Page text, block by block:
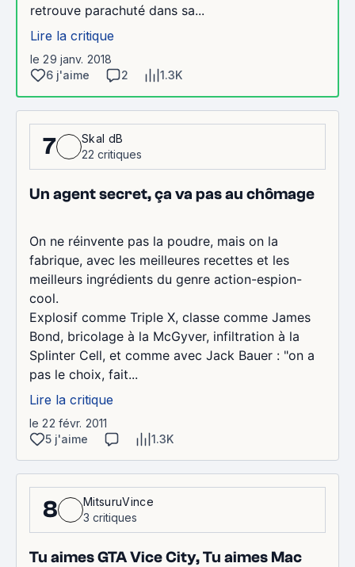
retrouve parachuté dans sa...
Lire la critique
le 29 janv. 2018
6 j'aime
2 1.3K
7
Skal dB
22 critiques
Un agent secret, ça va pas au chômage
On ne réinvente pas la poudre, mais on la
fabrique, avec les meilleures recettes et les
meilleurs ingrédients du genre action-espion-
cool.
Explosif comme Triple X, classe comme James
Bond, bricolage à la McGyver, infiltration à la
Splinter Cell, et comme avec Jack Bauer : "on a
pas le choix, fait...
Lire la critique
le 22 févr. 2011
5 j'aime
1.3K
8
MitsuruVince
3 critiques
Tu aimes GTA Vice City, Tu aimes Mac